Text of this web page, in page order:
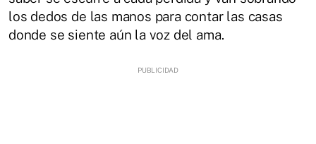
los dedos de las manos para contar las casas
donde se siente aún la voz del ama.